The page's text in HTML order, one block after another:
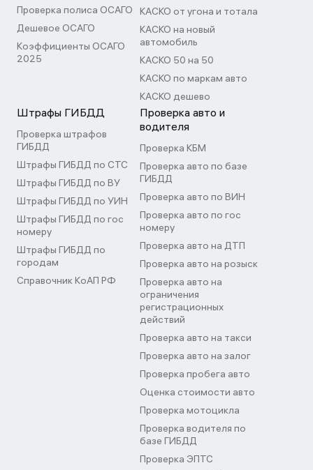
Проверка полиса ОСАГО
Дешевое ОСАГО
Коэффициенты ОСАГО
2025
КАСКО от угона и тотала
КАСКО на новый
автомобиль
КАСКО 50 на 50
КАСКО по маркам авто
КАСКО дешево
Штрафы ГИБДД
Проверка штрафов
ГИБДД
Штрафы ГИБДД по СТС
Штрафы ГИБДД по ВУ
Штрафы ГИБДД по УИН
Штрафы ГИБДД по гос
номеру
Штрафы ГИБДД по
городам
Справочник КоАП РФ
Проверка авто и
водителя
Проверка КБМ
Проверка авто по базе
ГИБДД
Проверка авто по ВИН
Проверка авто по гос
номеру
Проверка авто на ДТП
Проверка авто на розыск
Проверка авто на
ограничения
регистрационных
действий
Проверка авто на такси
Проверка авто на залог
Проверка пробега авто
Оценка стоимости авто
Проверка мотоцикла
Проверка водителя по
базе ГИБДД
Проверка ЭПТС